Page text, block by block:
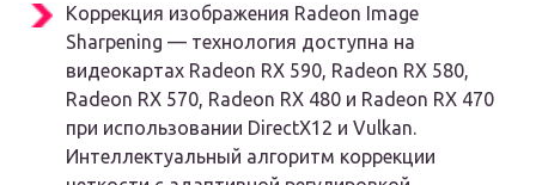
Коррекция изображения Radeon Image
Sharpening — технология доступна на
видеокартах Radeon RX 590, Radeon RX 580,
Radeon RX 570, Radeon RX 480 и Radeon RX 470
при использовании DirectX12 и Vulkan.
Интеллектуальный алгоритм коррекции